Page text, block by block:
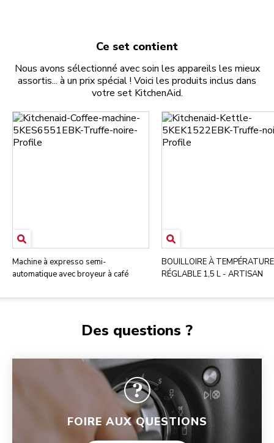
Ce set contient
Nous avons sélectionné avec soin les appareils les mieux
assortis... à un prix spécial ! Voici les produits inclus dans
votre set KitchenAid.
Machine à expresso semi-
automatique avec broyeur à café
BOUILLOIRE À TEMPÉRATURE
RÉGLABLE 1,5 L - ARTISAN
Des questions ?
FOIRE AUX QUESTIONS